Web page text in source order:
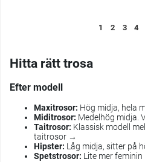
1 2 3 4
Hitta rätt trosa
Efter modell
Maxitrosor: Hög midja, hela
Miditrosor: Medelhög midja.
Taitrosor: Klassisk modell
taitrosor →
Hipster: Låg midja, sitter på
Spetstrosor: Lite mer